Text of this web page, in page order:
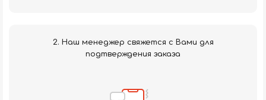
2. Наш менеджер свяжется с Вами для
подтверждения заказа